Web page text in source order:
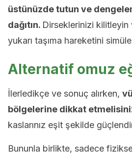
üstünüzde tutun ve
dağıtın. Dirseklerinizi kilitleyin
yukarı taşıma hareketini
Alternatif omuz
İlerledikçe ve sonuç alırken,
bölgelerine dikkat
kaslarınız eşit şekilde
Bununla birlikte, sadece